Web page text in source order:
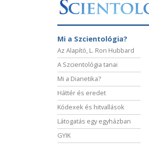
Mi a Szcientológia?
Az Alapító, L. Ron Hubbard
A Szcientológia tanai
Mi a Dianetika?
Háttér és eredet
Kódexek és hitvallások
Látogatás egy egyházban
GYIK